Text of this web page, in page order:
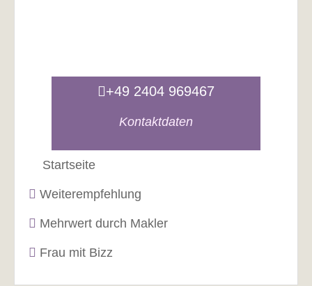
+49 2404 969467
Kontaktdaten
Startseite
Weiterempfehlung
Mehrwert durch Makler
Frau mit Bizz